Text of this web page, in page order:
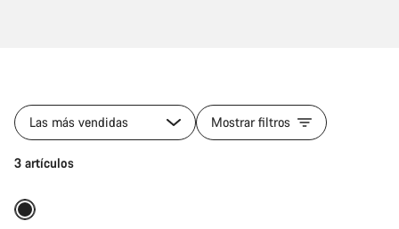
Las más vendidas Mostrar filtros
3 artículos